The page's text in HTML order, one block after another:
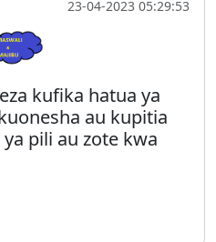
23-04-2023 05:29:53
kufika hatua ya
au kupitia
pili au zote kwa